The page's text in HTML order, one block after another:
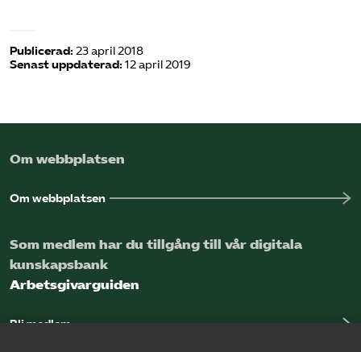
Publicerad: 23 april 2018
Senast uppdaterad: 12 april 2019
Om webbplatsen
Om webbplatsen
Som medlem har du tillgång till vår digitala
kunskapsbank
Arbetsgivarguiden
Bli medlem